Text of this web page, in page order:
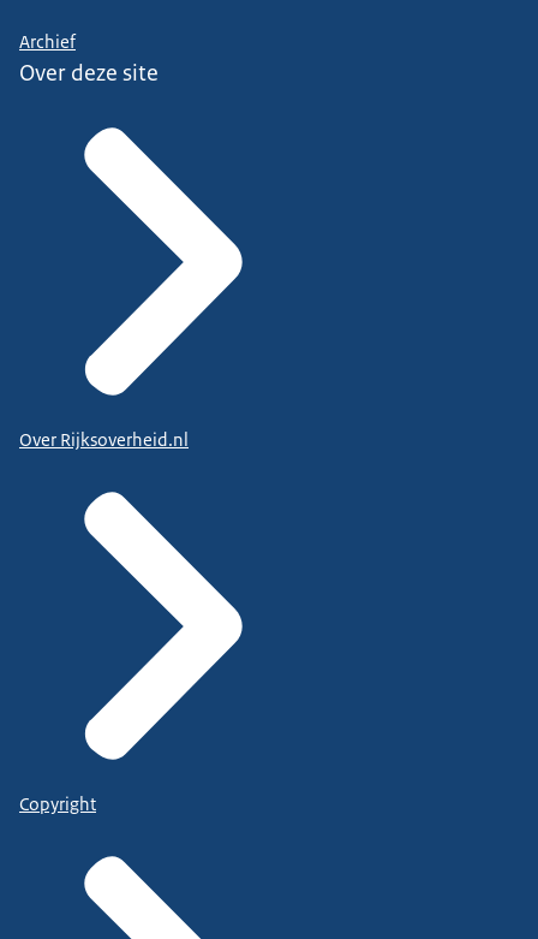
Archief
Over deze site
Over Rijksoverheid.nl
Copyright